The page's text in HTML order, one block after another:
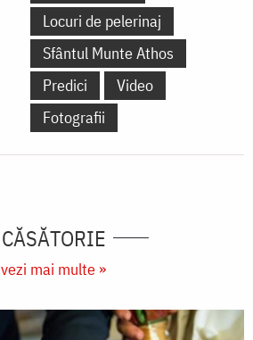
Locuri de pelerinaj
Sfântul Munte Athos
Predici
Video
Fotografii
CĂSĂTORIE
vezi mai multe »